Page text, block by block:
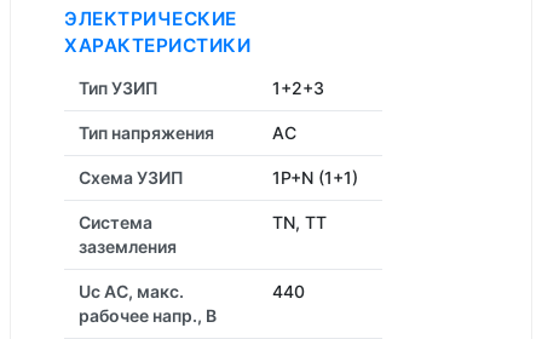
ЭЛЕКТРИЧЕСКИЕ
ХАРАКТЕРИСТИКИ
Тип УЗИП 1+2+3
Тип напряжения AC
Схема УЗИП 1P+N (1+1)
Система
заземления
TN, TT
Uc AC, макс.
рабочее напр., В
440